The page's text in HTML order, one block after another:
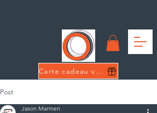
Carte cadeau virtuelle
Post
Jason Marmen